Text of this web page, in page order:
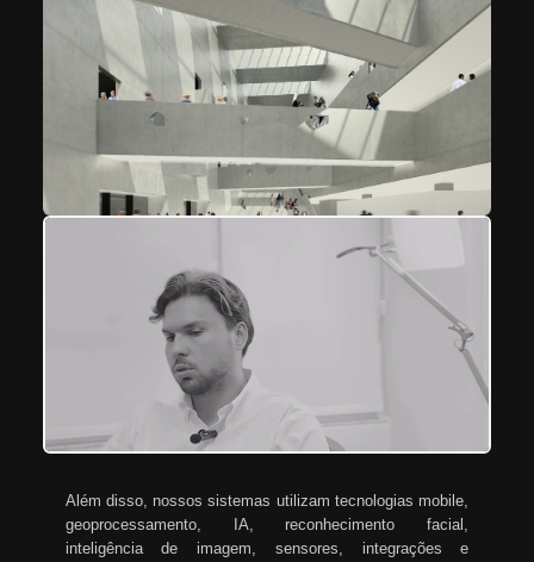
Além disso, nossos sistemas utilizam tecnologias mobile,
geoprocessamento, IA, reconhecimento facial,
inteligência de imagem, sensores, integrações e